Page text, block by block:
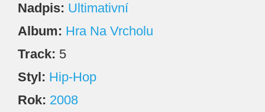
Nadpis: Ultimativní
Album: Hra Na Vrcholu
Track: 5
Styl: Hip-Hop
Rok: 2008